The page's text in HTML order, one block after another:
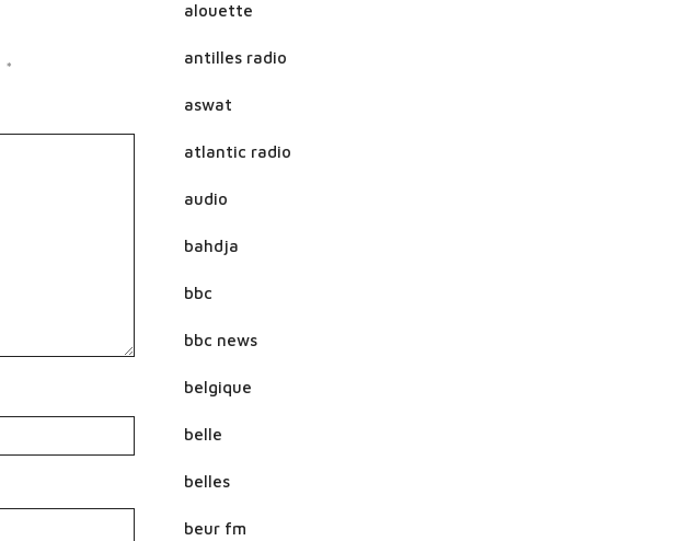
*
alouette
antilles radio
aswat
atlantic radio
audio
bahdja
bbc
bbc news
belgique
belle
belles
beur fm